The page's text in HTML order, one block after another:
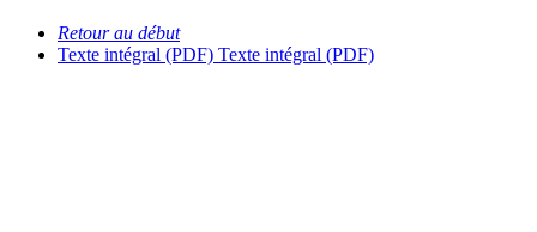
Retour au début
Texte intégral (PDF) Texte intégral (PDF)